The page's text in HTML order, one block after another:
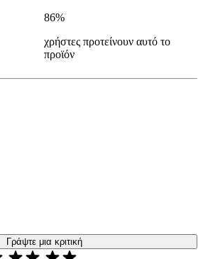
86%
χρήστες προτείνουν αυτό το
προϊόν
Γράψτε μια κριτική